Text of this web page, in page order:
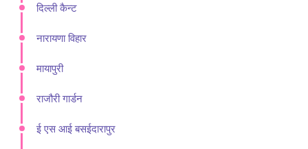
दिल्ली कैन्ट
नारायणा विहार
मायापुरी
राजौरी गार्डन
ई एस आई बसईदारापुर